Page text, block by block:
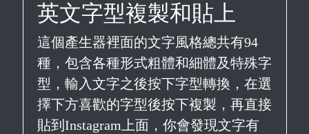
英文字型複製和貼上
這個產生器裡面的文字風格總共有94
種，包含各種形式粗體和細體及特殊字
型，輸入文字之後按下字型轉換，在選
擇下方喜歡的字型後按下複製，再直接
貼到Instagram上面，你會發現文字有